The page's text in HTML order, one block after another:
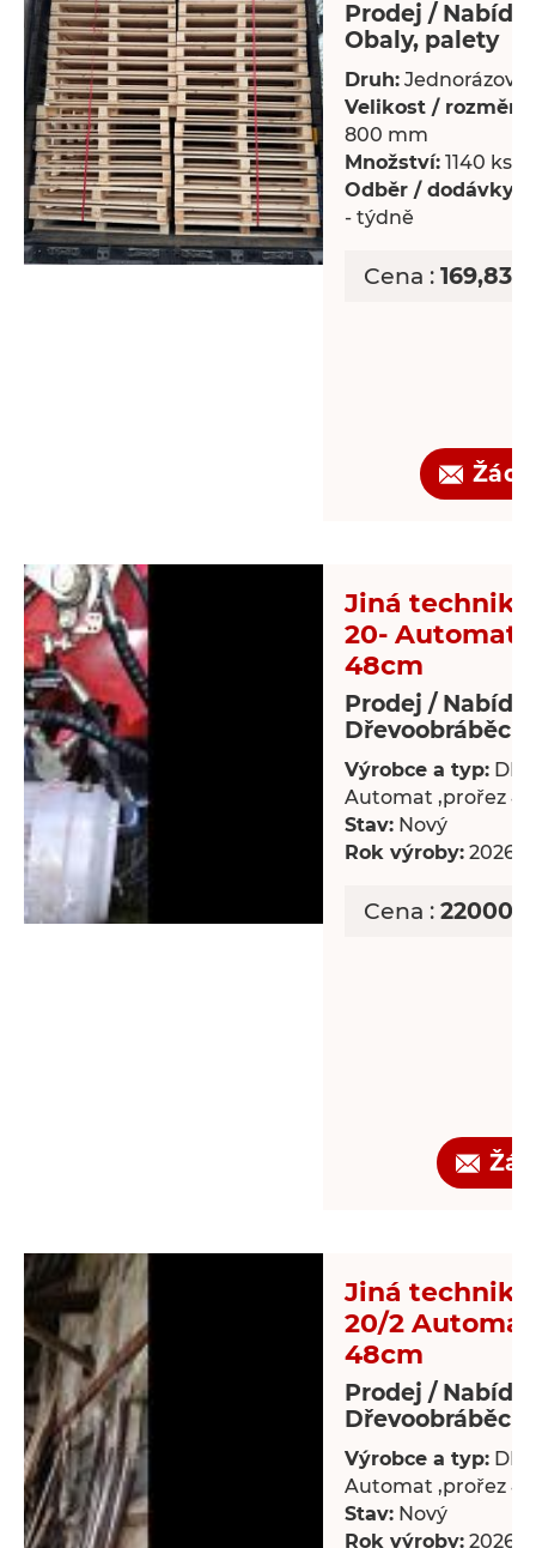
Prodej /
Obaly, palety
Druh: Jednorázové
Velikost / rozměry:
800 mm
Množství: 1140 ks
Odběr / dodávky:
- týdně
Cena : 169,83
Jiná technika
20- Automat
48cm
Prodej /
Dřevoobráběcí
Výrobce a typ:
Automat ,prořez
Stav: Nový
Rok výroby: 2026
Cena : 220000
Jiná technika
20/2
48cm
Prodej /
Dřevoobráběcí
Výrobce a typ:
Automat ,prořez
Stav: Nový
Rok výroby: 2026